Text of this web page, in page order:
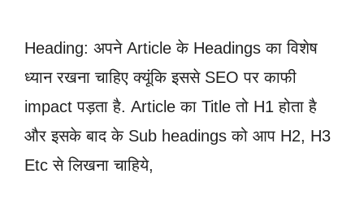
Heading: अपने Article के Headings का विशेष
ध्यान रखना चाहिए क्यूंकि इससे SEO पर काफी
impact पड़ता है. Article का Title तो H1 होता है
और इसके बाद के Sub headings को आप H2, H3
Etc से लिखना चाहिये,